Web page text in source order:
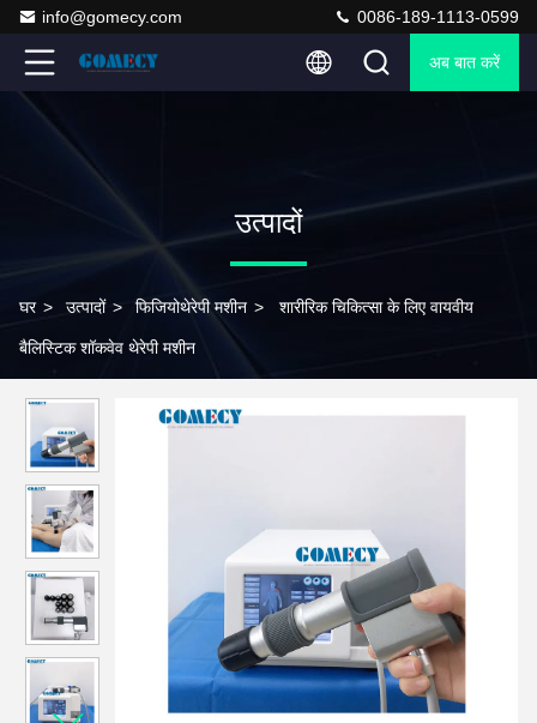
info@gomecy.com 0086-189-1113-0599
अब बात करें
उत्पादों
घर > उत्पादों > फिजियोथेरेपी मशीन > शारीरिक चिकित्सा के लिए वायवीय
बैलिस्टिक शॉकवेव थेरेपी मशीन